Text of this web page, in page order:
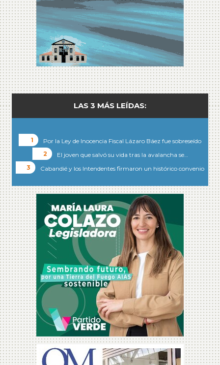
LAS 3 MÁS LEÍDAS:
Por la Ley de Inocencia Fiscal Lázaro Báez fue sobreseído
El joven que salvó su vida tras la avalancha se…
Cabandié y los Intendentes firmaron un histórico convenio